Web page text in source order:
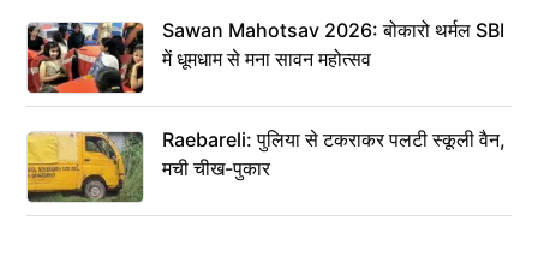
Sawan Mahotsav 2026: बोकारो थर्मल SBI
में धूमधाम से मना सावन महोत्सव
Raebareli: पुलिया से टकराकर पलटी स्कूली वैन,
मची चीख-पुकार